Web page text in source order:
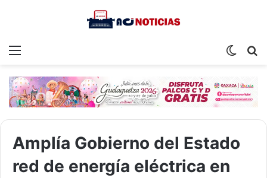
Menu
Switch
Amplía Gobierno del Estado
red de energía eléctrica en